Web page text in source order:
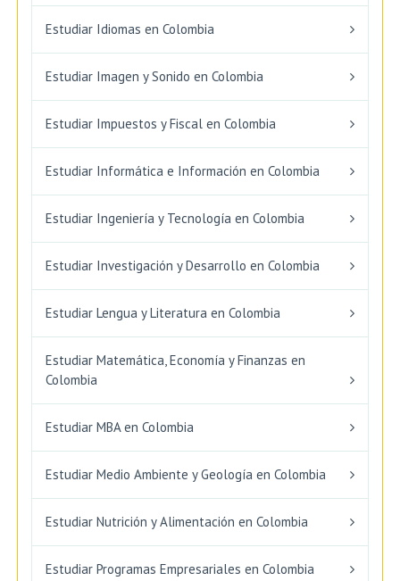
Estudiar Idiomas en Colombia
Estudiar Imagen y Sonido en Colombia
Estudiar Impuestos y Fiscal en Colombia
Estudiar Informática e Información en Colombia
Estudiar Ingeniería y Tecnología en Colombia
Estudiar Investigación y Desarrollo en Colombia
Estudiar Lengua y Literatura en Colombia
Estudiar Matemática, Economía y Finanzas en
Colombia
Estudiar MBA en Colombia
Estudiar Medio Ambiente y Geología en Colombia
Estudiar Nutrición y Alimentación en Colombia
Estudiar Programas Empresariales en Colombia